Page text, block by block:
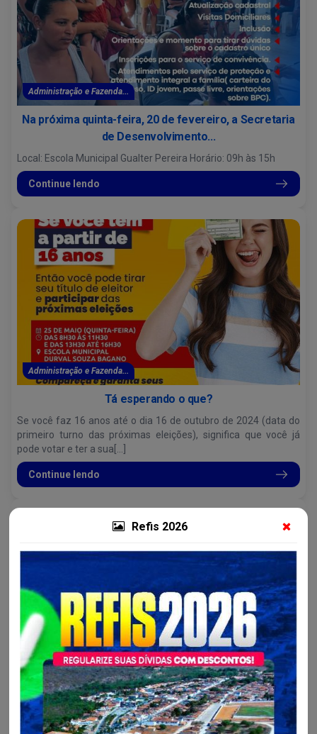
Refis 2026
Administração e Fazenda...
Na próxima quinta-feira, 20 de fevereiro, a Secretaria
de Desenvolvimento...
Local: Escola Municipal Gualter Pereira Horário: 09h às 15h
Continue lendo
Administração e Fazenda...
Tá esperando o que?
Se você faz 16 anos até o dia 16 de outubro de 2024 (data do
primeiro turno das próximas eleições), significa que você já
pode votar e ter a sua[...]
Continue lendo
Administração e Fazenda...
A Prefeitura de América Dourada pagou nesta quarta-
feira, 22, antecipadamente...
Os salários dos profissionais do magistério público do município